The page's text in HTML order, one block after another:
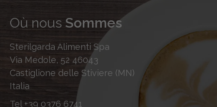
Où nous Sommes
Sterilgarda Alimenti Spa
Via Medole, 52 46043
Castiglione delle Stiviere (MN)
Italia
Tel +39 0376 6741